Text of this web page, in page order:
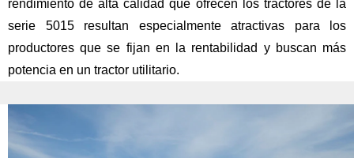
rendimiento de alta calidad que ofrecen los tractores de la
serie 5015 resultan especialmente atractivas para los
productores que se fijan en la rentabilidad y buscan más
potencia en un tractor utilitario.